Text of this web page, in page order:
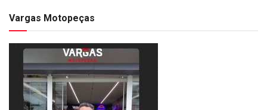
Vargas Motopeças